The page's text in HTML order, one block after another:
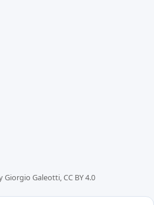
Giorgio Galeotti, CC BY 4.0